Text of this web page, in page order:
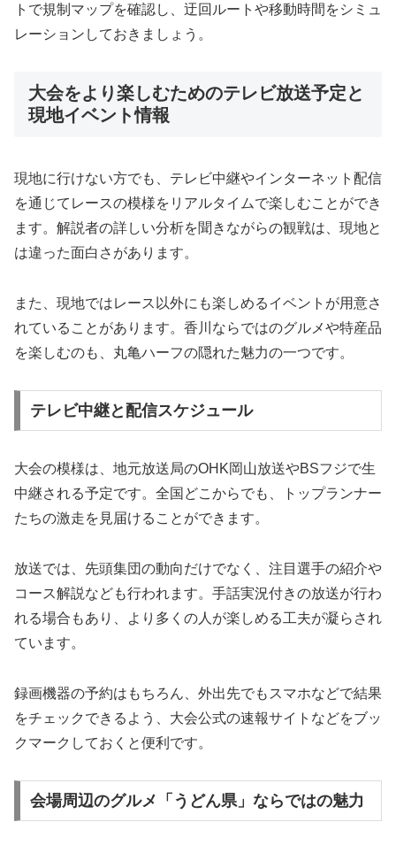
トで規制マップを確認し、迂回ルートや移動時間をシミュ
レーションしておきましょう。
大会をより楽しむためのテレビ放送予定と
現地イベント情報
現地に行けない方でも、テレビ中継やインターネット配信
を通じてレースの模様をリアルタイムで楽しむことができ
ます。解説者の詳しい分析を聞きながらの観戦は、現地と
は違った面白さがあります。
また、現地ではレース以外にも楽しめるイベントが用意さ
れていることがあります。香川ならではのグルメや特産品
を楽しむのも、丸亀ハーフの隠れた魅力の一つです。
テレビ中継と配信スケジュール
大会の模様は、地元放送局のOHK岡山放送やBSフジで生
中継される予定です。全国どこからでも、トップランナー
たちの激走を見届けることができます。
放送では、先頭集団の動向だけでなく、注目選手の紹介や
コース解説なども行われます。手話実況付きの放送が行わ
れる場合もあり、より多くの人が楽しめる工夫が凝らされ
ています。
録画機器の予約はもちろん、外出先でもスマホなどで結果
をチェックできるよう、大会公式の速報サイトなどをブッ
クマークしておくと便利です。
会場周辺のグルメ「うどん県」ならではの魅力